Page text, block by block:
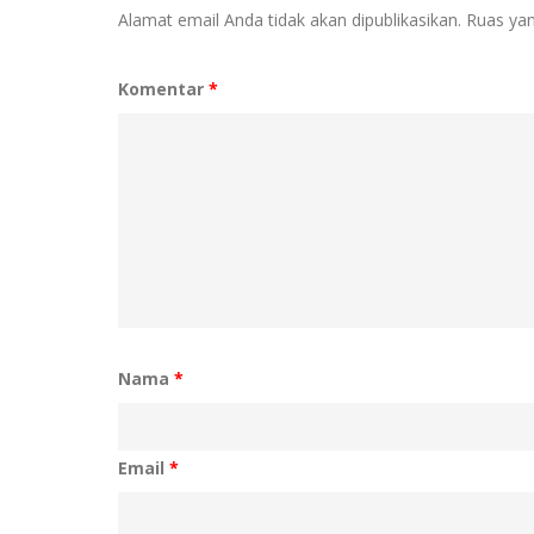
Alamat email Anda tidak akan dipublikasikan. Ruas
Komentar *
Nama *
Email *